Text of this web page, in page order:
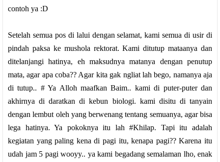
contoh ya :D
Setelah semua pos di lalui dengan selamat, kami semua di usir di
pindah paksa ke mushola rektorat. Kami ditutup mataanya dan
ditelanjangi hatinya, eh maksudnya matanya dengan penutup
mata, agar apa coba?? Agar kita gak ngliat lah bego, namanya aja
di tutup.. # Ya Alloh maafkan Baim.. kami di puter-puter dan
akhirnya di daratkan di kebun biologi. kami disitu di tanyain
dengan lembut oleh yang berwenang tentang semuanya, agar bisa
lega hatinya. Ya pokoknya itu lah #Khilap. Tapi itu adalah
kegiatan yang paling kena di pagi itu, kenapa pagi?? Karena itu
udah jam 5 pagi wooyy.. ya kami begadang semalaman lho, enak